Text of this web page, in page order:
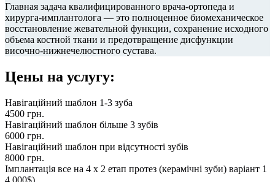
Главная задача квалифицированного врача-ортопеда и
хирурга-имплантолога — это полноценное биомеханическое
восстановление жевательной функции, сохранение исходного
объема костной ткани и предотвращение дисфункции
височно-нижнечелюстного сустава.
Цены на услугу:
Навігаційний шаблон 1-3 зуба
4500 грн.
Навігаційний шаблон більше 3 зубів
6000 грн.
Навігаційний шаблон при відсутності зубів
8000 грн.
Імплантація все на 4 х 2 етап протез (керамічні зуби) варіант 1
4.000$)